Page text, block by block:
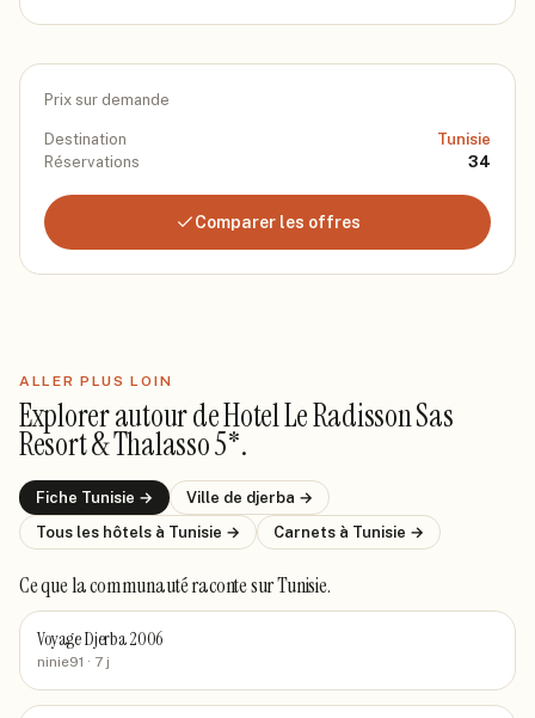
Prix sur demande
Destination
Tunisie
Réservations
34
Comparer les offres
ALLER PLUS LOIN
Explorer autour deHotel Le Radisson Sas
Resort & Thalasso 5*.
Fiche Tunisie → Ville de djerba →
Tous les hôtels à Tunisie → Carnets à Tunisie →
Ce que la communauté racontesur Tunisie.
Voyage Djerba 2006
ninie91 · 7 j